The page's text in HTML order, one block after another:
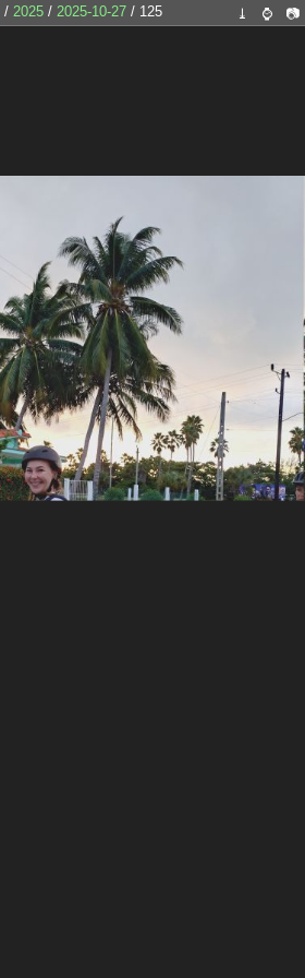
/ 2025 / 2025-10-27 / 125 ⤓ ⌚ 📷